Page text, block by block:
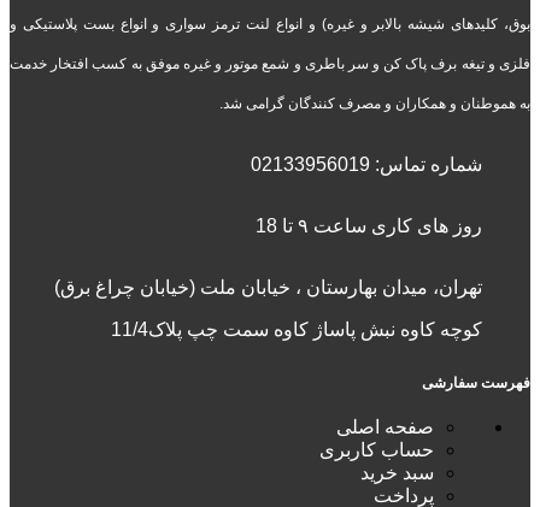
بوق، کلیدهای شیشه بالابر و غیره) و انواع لنت ترمز سواری و انواع بست پلاستیکی و
فلزی و تیغه برف پاک کن و سر باطری و شمع موتور و غیره موفق به کسب افتخار خدمت
به هموطنان و همکاران و مصرف کنندگان گرامی شد.
شماره تماس: 02133956019
روز های کاری ساعت ۹ تا 18
تهران، میدان بهارستان ، خیابان ملت (خیابان چراغ برق)
کوچه کاوه نبش پاساژ کاوه سمت چپ پلاک11/4
فهرست سفارشی
صفحه اصلی
حساب کاربری
سبد خرید
پرداخت